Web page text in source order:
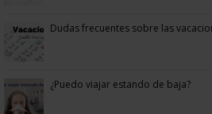
Dudas frecuentes sobre las
¿Puedo viajar estando de baja?